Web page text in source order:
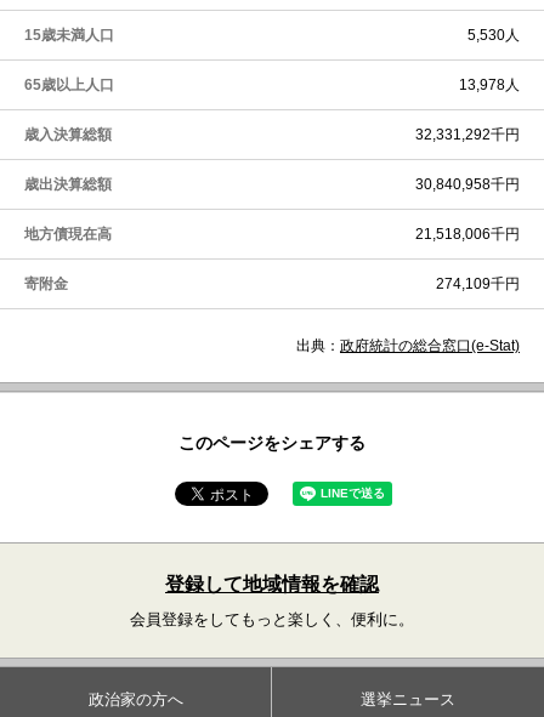
15歳未満人口 5,530人
65歳以上人口 13,978人
歳入決算総額 32,331,292千円
歳出決算総額 30,840,958千円
地方債現在高 21,518,006千円
寄附金 274,109千円
出典： 政府統計の総合窓口(e-Stat)
このページをシェアする
登録して地域情報を確認
会員登録をしてもっと楽しく、便利に。
政治家の方へ 選挙ニュース